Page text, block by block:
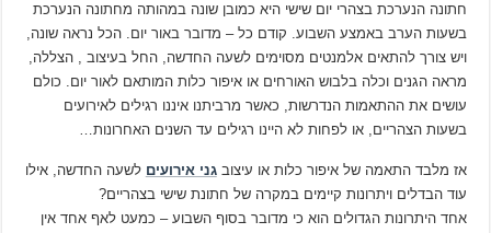
חתונה הנערכת בצהרי יום שישי היא כמובן שונה במהותה מחתונה הנערכת
בשעות הערב באמצע השבוע. קודם כל – מדובר באור יום. הכל נראה שונה,
ויש צורך להתאים אלמנטים מסוימים לשעה החדשה, החל בעיצוב , הצללה,
מראה הגנים וכלה בלבוש האורחים או איפור כלות המותאם לאור יום. כולם
עושים את ההתאמות הנדרשות, כאשר מרביתנו איננו רגילים לאירועים
בשעות הצהריים, או לפחות לא היינו רגילים עד השנים האחרונות…
אז מלבד התאמה של איפור כלות או עיצובגני אירועים לשעה החדשה, אילו
עוד הבדלים ויתרונות קיימים במקרה של חתונת שישי בצהריים?
אחד היתרונות הגדולים הוא כי מדובר בסוף השבוע – כמעט לאף אחד אין